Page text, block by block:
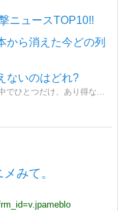
ニュースTOP10!!
から消えた今どの列
いのはどれ?
私たちが住む地球からみえる天文現象たち。この中でひとつだけ、あり得ない光景が含まれています。さて、それはどれでしょう?
みて。